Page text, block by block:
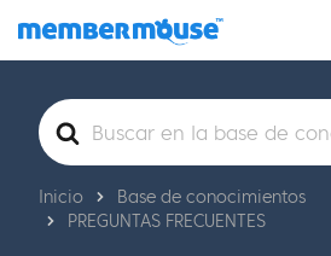
Características Clientes
Podcast Acceso de clientes
Comenzar
Buscar
Inicio
Base de conocimientos
PREGUNTAS FRECUENTES